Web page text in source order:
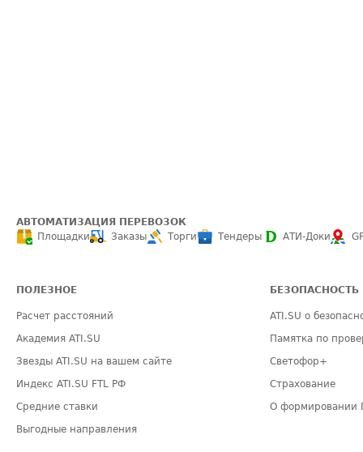
АВТОМАТИЗАЦИЯ ПЕРЕВОЗОК
Площадки
Заказы Торги Тендеры АТИ-Доки
ПОЛЕЗНОЕ
Расчет расстояний
Академия ATI.SU
Звезды ATI.SU на вашем сайте
Индекс ATI.SU FTL РФ
Средние ставки
Выгодные направления
БЕЗОПАСНОСТЬ
ATI.SU о
Памятка по
Светофор+
Страхование
О формировании